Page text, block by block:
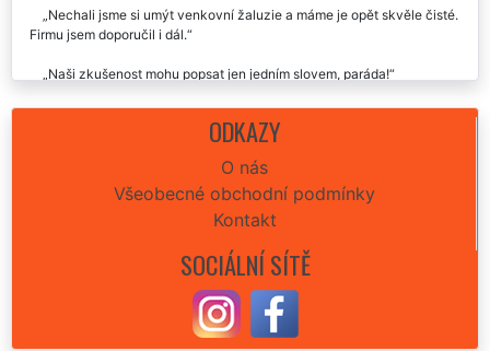
Takovou profesionalitu, co předvedli u tchýně v zakouřeném bytě
jsem opravdu nečekal. Klobouk dolů. Karel, Luhačovice
Nechali jsme si umýt venkovní žaluzie a máme je opět skvěle čisté.
Naši zkušenost mohu popsat jen jedním slovem, paráda!
Po vyzkoušení této firmy už nikdy nebudu mýt žaluzie sama. Raději
zaplatím, než se s tím otravovat.ODKAZY
O nás
Všeobecné obchodní podmínky
Kontakt
SOCIÁLNÍ SÍTĚ